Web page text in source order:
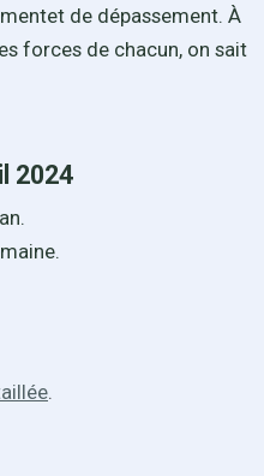
de dépassement. À
forces de chacun, on sait
2024
.